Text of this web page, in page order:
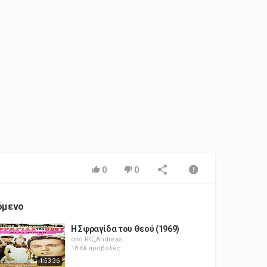
0 0
1:53:36
Η Σφραγίδα του Θεού (1969)
από RC_Andreas
18.6k προβολές